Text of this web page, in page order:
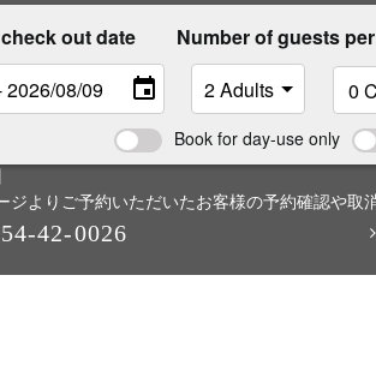
out date Number of guests
Book for day-use only
ジよりご予約いただいたお客様の予約確認や取
42-0026